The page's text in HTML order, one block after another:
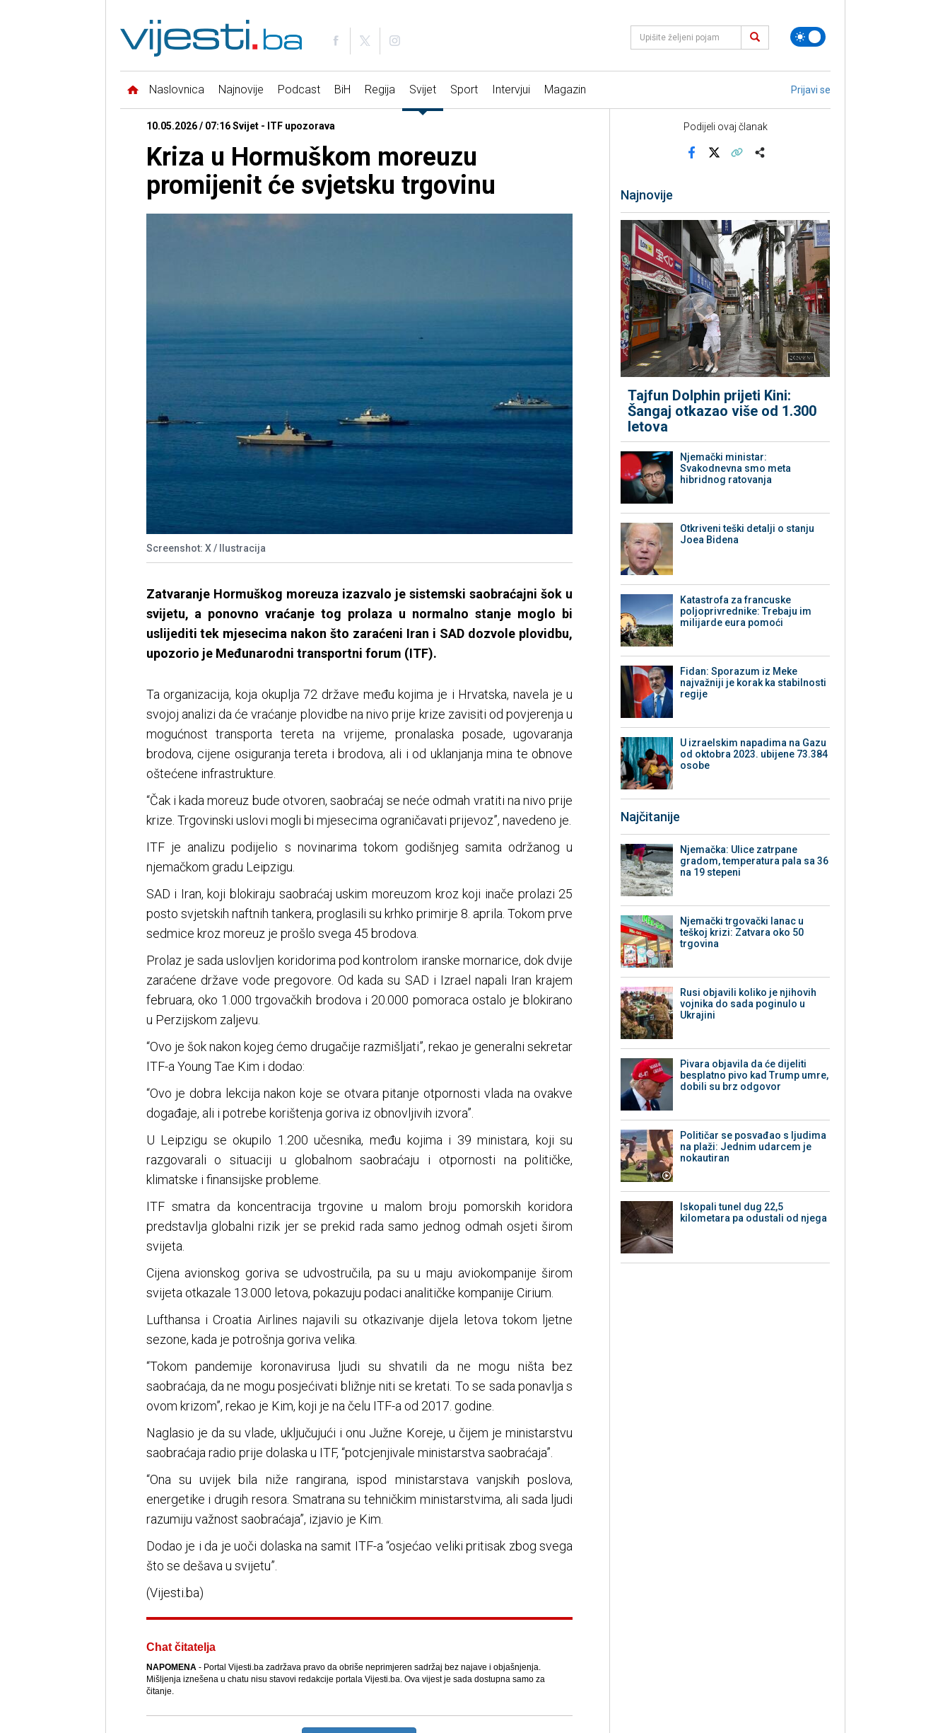
Naslovnica Najnovije Podcast BiH Regija Svijet Sport Intervjui Magazin Prijavi se
10.05.2026 / 07:16 Svijet - ITF upozorava
Kriza u Hormuškom moreuzu
promijenit će svjetsku trgovinu
Screenshot: X / Ilustracija
Zatvaranje Hormuškog moreuza izazvalo je sistemski saobraćajni šok u
svijetu, a ponovno vraćanje tog prolaza u normalno stanje moglo bi
uslijediti tek mjesecima nakon što zaraćeni Iran i SAD dozvole plovidbu,
upozorio je Međunarodni transportni forum (ITF).
Ta organizacija, koja okuplja 72 države među kojima je i Hrvatska, navela je u
svojoj analizi da će vraćanje plovidbe na nivo prije krize zavisiti od povjerenja u
mogućnost transporta tereta na vrijeme, pronalaska posade, ugovaranja
brodova, cijene osiguranja tereta i brodova, ali i od uklanjanja mina te obnove
oštećene infrastrukture.
“Čak i kada moreuz bude otvoren, saobraćaj se neće odmah vratiti na nivo prije
krize. Trgovinski uslovi mogli bi mjesecima ograničavati prijevoz”, navedeno je.
ITF je analizu podijelio s novinarima tokom godišnjeg samita održanog u
njemačkom gradu Leipzigu.
SAD i Iran, koji blokiraju saobraćaj uskim moreuzom kroz koji inače prolazi 25
posto svjetskih naftnih tankera, proglasili su krhko primirje 8. aprila. Tokom prve
sedmice kroz moreuz je prošlo svega 45 brodova.
Prolaz je sada uslovljen koridorima pod kontrolom iranske mornarice, dok dvije
zaraćene države vode pregovore. Od kada su SAD i Izrael napali Iran krajem
februara, oko 1.000 trgovačkih brodova i 20.000 pomoraca ostalo je blokirano
u Perzijskom zaljevu.
“Ovo je šok nakon kojeg ćemo drugačije razmišljati”, rekao je generalni sekretar
ITF-a Young Tae Kim i dodao:
“Ovo je dobra lekcija nakon koje se otvara pitanje otpornosti vlada na ovakve
događaje, ali i potrebe korištenja goriva iz obnovljivih izvora”.
U Leipzigu se okupilo 1.200 učesnika, među kojima i 39 ministara, koji su
razgovarali o situaciji u globalnom saobraćaju i otpornosti na političke,
klimatske i finansijske probleme.
ITF smatra da koncentracija trgovine u malom broju pomorskih koridora
predstavlja globalni rizik jer se prekid rada samo jednog odmah osjeti širom
svijeta.
Cijena avionskog goriva se udvostručila, pa su u maju aviokompanije širom
svijeta otkazale 13.000 letova, pokazuju podaci analitičke kompanije Cirium.
Lufthansa i Croatia Airlines najavili su otkazivanje dijela letova tokom ljetne
sezone, kada je potrošnja goriva velika.
“Tokom pandemije koronavirusa ljudi su shvatili da ne mogu ništa bez
saobraćaja, da ne mogu posjećivati bližnje niti se kretati. To se sada ponavlja s
ovom krizom”, rekao je Kim, koji je na čelu ITF-a od 2017. godine.
Naglasio je da su vlade, uključujući i onu Južne Koreje, u čijem je ministarstvu
saobraćaja radio prije dolaska u ITF, “potcjenjivale ministarstva saobraćaja”.
“Ona su uvijek bila niže rangirana, ispod ministarstava vanjskih poslova,
energetike i drugih resora. Smatrana su tehničkim ministarstvima, ali sada ljudi
razumiju važnost saobraćaja”, izjavio je Kim.
Dodao je i da je uoči dolaska na samit ITF-a “osjećao veliki pritisak zbog svega
što se dešava u svijetu”.
(Vijesti.ba)
Chat čitatelja
NAPOMENA- Portal Vijesti.ba zadržava pravo da obriše neprimjeren sadržaj bez najave i objašnjenja.
Mišljenja iznešena u chatu nisu stavovi redakcije portala Vijesti.ba. Ova vijest je sada dostupna samo za
čitanje.
Podijeli ovaj članak
Najnovije
Tajfun Dolphin prijeti Kini:
Šangaj otkazao više od 1.300
letova
Njemački ministar:
Svakodnevna smo meta
hibridnog ratovanja
Otkriveni teški detalji o stanju
Joea Bidena
Katastrofa za francuske
poljoprivrednike: Trebaju im
milijarde eura pomoći
Fidan: Sporazum iz Meke
najvažniji je korak ka stabilnosti
regije
U izraelskim napadima na Gazu
od oktobra 2023. ubijene 73.384
osobe
Najčitanije
Njemačka: Ulice zatrpane
gradom, temperatura pala sa 36
na 19 stepeni
Njemački trgovački lanac u
teškoj krizi: Zatvara oko 50
trgovina
Rusi objavili koliko je njihovih
vojnika do sada poginulo u
Ukrajini
Pivara objavila da će dijeliti
besplatno pivo kad Trump umre,
dobili su brz odgovor
Političar se posvađao s ljudima
na plaži: Jednim udarcem je
nokautiran
Iskopali tunel dug 22,5
kilometara pa odustali od njega